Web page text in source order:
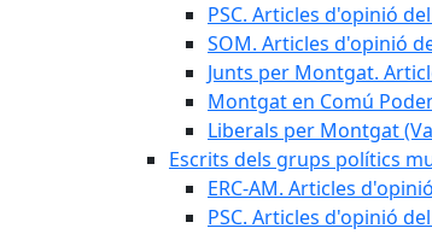
PSC. Articles d'opinió
SOM. Articles d'opinió
Junts per Montgat.
Montgat en Comú
Liberals per Montgat
Escrits dels grups polítics
ERC-AM. Articles
PSC. Articles d'opinió